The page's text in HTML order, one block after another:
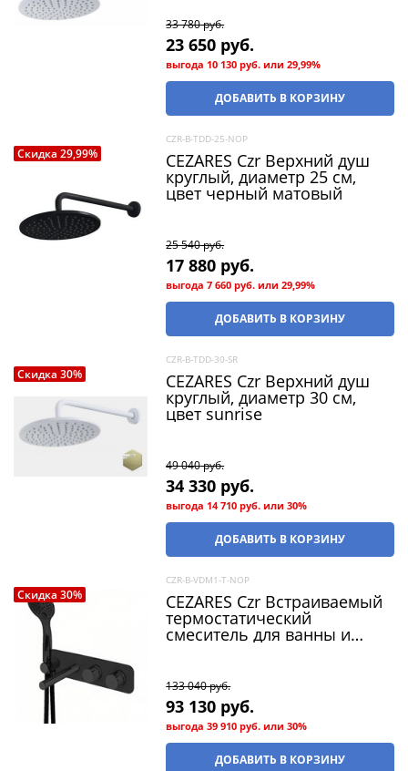
33 780 руб.
23 650 руб.
выгода 10 130 руб. или29,99%
ДОБАВИТЬ В КОРЗИНУ
Скидка 29,99%
CZR-B-TDD-25-NOP
CEZARES Czr Верхний душ
круглый, диаметр 25 см,
цвет черный матовый
25 540 руб.
17 880 руб.
выгода7 660 руб. или29,99%
ДОБАВИТЬ В КОРЗИНУ
Скидка 30%
CZR-B-TDD-30-SR
CEZARES Czr Верхний душ
круглый, диаметр 30 см,
цвет sunrise
49 040 руб.
34 330 руб.
выгода 14 710 руб. или30%
ДОБАВИТЬ В КОРЗИНУ
Скидка 30%
CZR-B-VDM1-T-NOP
CEZARES Czr Встраиваемый
термостатический
смеситель для ванны и
цвет черный матовый
133 040 руб.
93 130 руб.
выгода39 910 руб. или30%
ДОБАВИТЬ В КОРЗИНУ